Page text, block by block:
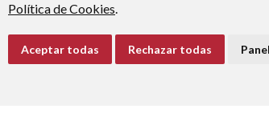
Política de Cookies.
Aceptar todas Rechazar todas
Carretera de Blecua, nº 5
ayuntamiento@alcaladelobispo.es